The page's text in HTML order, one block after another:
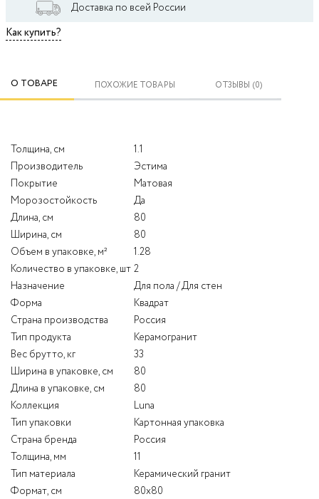
Доставка по всей России
Как купить?
О ТОВАРЕ ПОХОЖИЕ ТОВАРЫ ОТЗЫВЫ (0)
Толщина, см
1.1
Производитель
Эстима
Покрытие
Матовая
Морозостойкость
Да
Длина, см
80
Ширина, см
80
Объем в упаковке, м²
1.28
Количество в упаковке, шт 2
Назначение
Для пола / Для стен
Форма
Квадрат
Страна производства
Россия
Тип продукта
Керамогранит
Вес брутто, кг
33
Ширина в упаковке, см
80
Длина в упаковке, см
80
Коллекция
Luna
Тип упаковки
Картонная упаковка
Страна бренда
Россия
Толщина, мм
11
Тип материала
Керамический гранит
Формат, см
80x80